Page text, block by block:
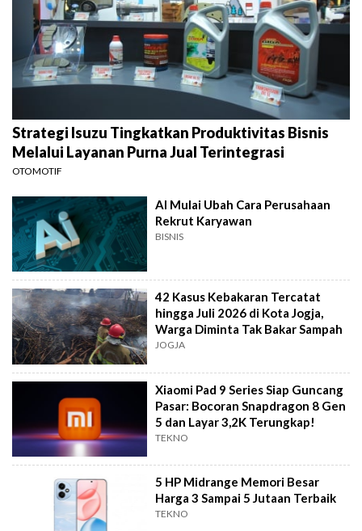
Strategi Isuzu Tingkatkan Produktivitas Bisnis
Melalui Layanan Purna Jual Terintegrasi
OTOMOTIF
AI Mulai Ubah Cara Perusahaan
Rekrut Karyawan
BISNIS
42 Kasus Kebakaran Tercatat
hingga Juli 2026 di Kota Jogja,
Warga Diminta Tak Bakar Sampah
JOGJA
Xiaomi Pad 9 Series Siap Guncang
Pasar: Bocoran Snapdragon 8 Gen
5 dan Layar 3,2K Terungkap!
TEKNO
5 HP Midrange Memori Besar
Harga 3 Sampai 5 Jutaan Terbaik
TEKNO